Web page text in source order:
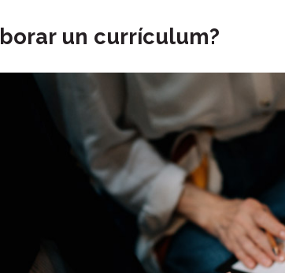
un currículum?